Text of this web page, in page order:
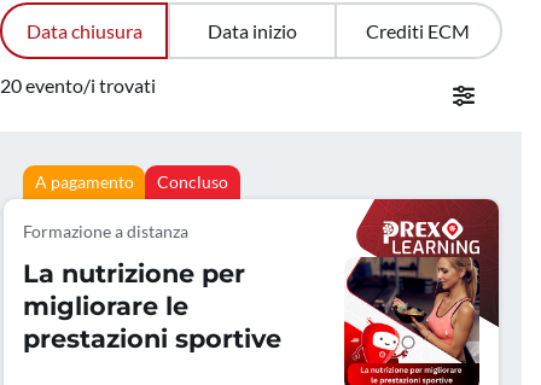
Data chiusura Data inizio Crediti ECM
20 evento/i trovati
A pagamento Concluso
Formazione a distanza
La nutrizione per
migliorare le
prestazioni sportive